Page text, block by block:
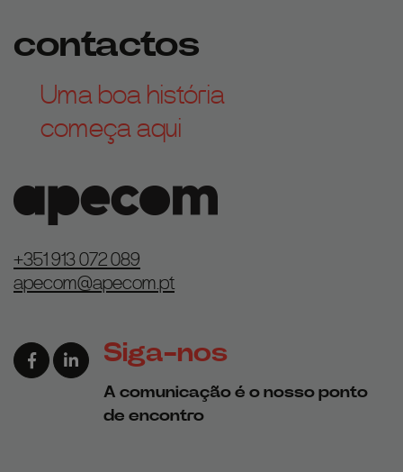
contactos
Uma boa história
começa aqui
+351 913 072 089
apecom@apecom.pt
Link para a página de Facebook
Link para a página de Linkedin
Siga-nos
A comunicação é o nosso ponto
de encontro